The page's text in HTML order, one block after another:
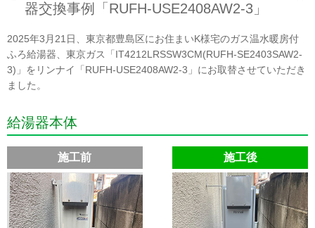
器交換事例「RUFH-USE2408AW2-3」
2025年3月21日、東京都豊島区にお住まいK様宅のガス温水暖房付
ふろ給湯器、東京ガス「IT4212LRSSW3CM(RUFH-SE2403SAW2-
3)」をリンナイ「RUFH-USE2408AW2-3」にお取替させていただき
ました。
給湯器本体
施工前 施工後